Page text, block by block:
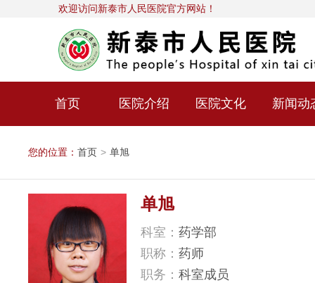
欢迎访问新泰市人民医院官方网站！
首页 医院介绍 医院文化 新闻动
您的位置： 首页 > 单旭
单旭
科室： 药学部
职称： 药师
职务： 科室成员